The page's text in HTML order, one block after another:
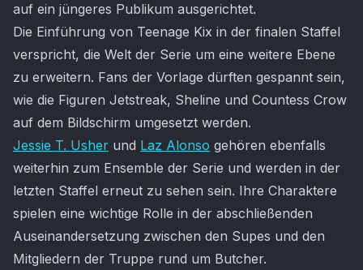
auf ein jüngeres Publikum ausgerichtet.
Die Einführung von Teenage Kix in der finalen Staffel
verspricht, die Welt der Serie um eine weitere Ebene
zu erweitern. Fans der Vorlage dürften gespannt sein,
wie die Figuren Jetstreak, Sheline und Countess Crow
auf dem Bildschirm umgesetzt werden.
Jessie T. Usher und Laz Alonso gehören ebenfalls
weiterhin zum Ensemble der Serie und werden in der
letzten Staffel erneut zu sehen sein. Ihre Charaktere
spielen eine wichtige Rolle in der abschließenden
Auseinandersetzung zwischen den Supes und den
Mitgliedern der Truppe rund um Butcher.